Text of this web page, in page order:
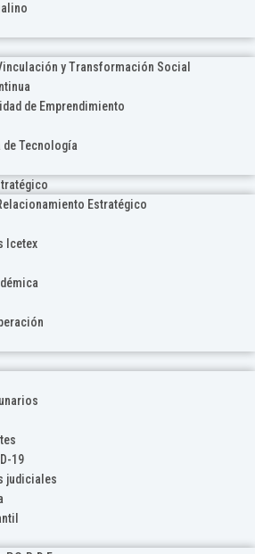
y Transformación Social
de Emprendimiento
Tecnología
Estratégico
Icetex
19
judiciales